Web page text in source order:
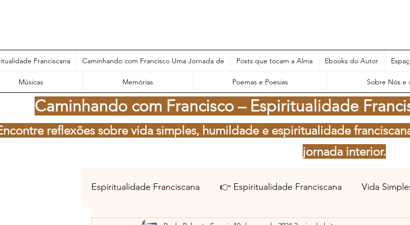
Franciscana Caminhando com Francisco Uma Jornada de Posts que tocam a Alma Ebooks do Autor
Músicas Memórias Poemas e Poesias Sobre Nós e
Caminhando com Francisco – Espiritualidade
reflexões sobre vida simples, humildade e espiritualidade
jornada interior.
Espiritualidade Franciscana 👉 Espiritualidade Franciscana Vida